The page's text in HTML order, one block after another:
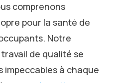
comprenons
pour la santé de
Notre
de qualité se
à chaque